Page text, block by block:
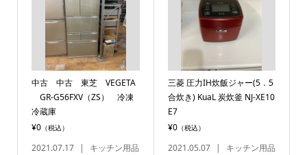
中古 中古 東芝 VEGETA
GR-G56FXV（ZS） 冷凍
冷蔵庫
¥0（税込）
2021.07.17 キッチン用品
三菱 圧力IH炊飯ジャー(5．5
合炊き) KuaL 炭炊釜 NJ-XE10
E7
¥0（税込）
2021.05.07 キッチン用品